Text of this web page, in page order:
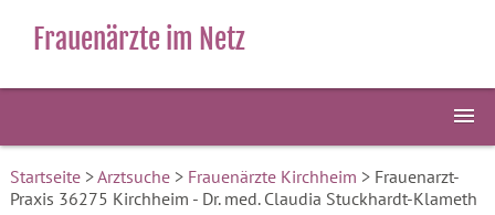
Frauenärzte im Netz
Startseite>Arztsuche> Frauenärzte Kirchheim > Frauenarzt-
Praxis 36275 Kirchheim - Dr. med. Claudia Stuckhardt-Klameth